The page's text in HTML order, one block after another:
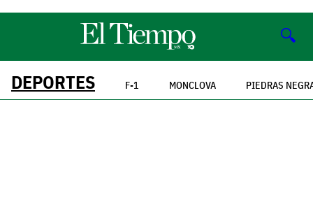
🔍
DEPORTES F-1 MONCLOVA PIEDRAS